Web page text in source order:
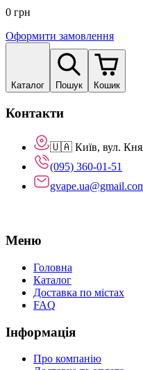
0 грн
Оформити замовлення
Каталог Пошук Кошик
Контакти
🇺🇦 Київ, вул.
(095) 360-01-51
Меню
Головна
Каталог
Доставка по містах
FAQ
Інформація
Про компанію